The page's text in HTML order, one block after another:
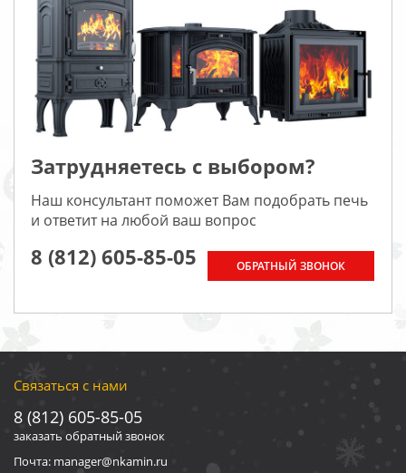
Затрудняетесь с выбором?
Наш консультант поможет Вам подобрать печь
и ответит на любой ваш вопрос
8 (812) 605-85-05 ОБРАТНЫЙ ЗВОНОК
Связаться с нами
8 (812) 605-85-05
заказать обратный звонок
Почта: manager@nkamin.ru